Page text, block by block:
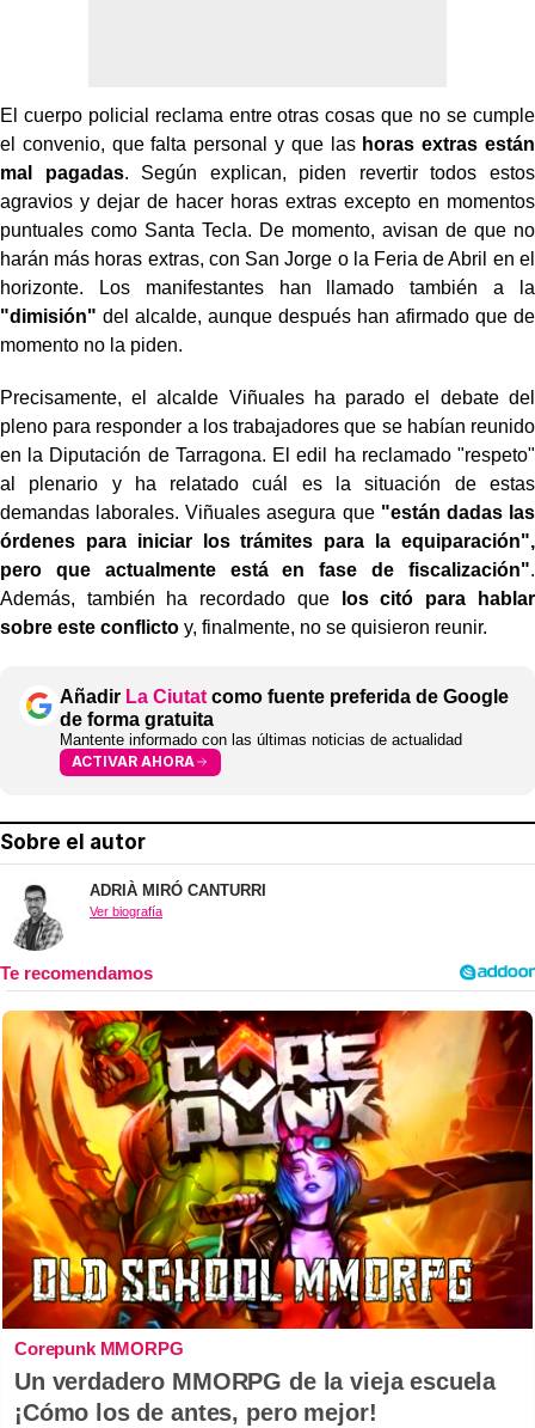
El cuerpo policial reclama entre otras cosas que no se cumple
el convenio, que falta personal y que las horas extras están
mal pagadas. Según explican, piden revertir todos estos
agravios y dejar de hacer horas extras excepto en momentos
puntuales como Santa Tecla. De momento, avisan de que no
harán más horas extras, con San Jorge o la Feria de Abril en el
horizonte. Los manifestantes han llamado también a la
"dimisión" del alcalde, aunque después han afirmado que de
momento no la piden.
Precisamente, el alcalde Viñuales ha parado el debate del
pleno para responder a los trabajadores que se habían reunido
en la Diputación de Tarragona. El edil ha reclamado "respeto"
al plenario y ha relatado cuál es la situación de estas
demandas laborales. Viñuales asegura que"están dadas las
órdenes para iniciar los trámites para la equiparación",
pero que actualmente está en fase de fiscalización".
Además, también ha recordado que
los citó para hablar
sobre este conflicto y, finalmente, no se quisieron reunir.
Añadir La Ciutat como fuente preferida de Google
de forma gratuita
Mantente informado con las últimas noticias de actualidad
ACTIVAR AHORA
Sobre el autor
ADRIÀ MIRÓ CANTURRI
Ver biografía
Corepunk MMORPG
Un verdadero MMORPG de la vieja escuela
¡Cómo los de antes, pero mejor!